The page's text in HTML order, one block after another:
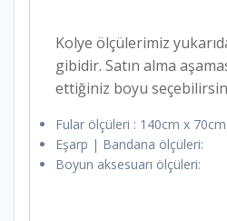
Kolye ölçülerimiz
gibidir. Satın alma
ettiğiniz boyu
Fular ölçüleri : 140cm x 70cm
Eşarp | Bandana ölçüleri:
Boyun aksesuarı ölçüleri: